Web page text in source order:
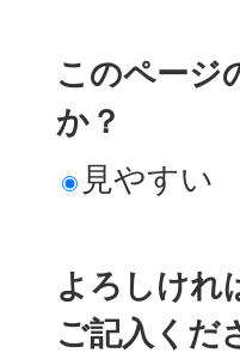
このページ
か？
見やすい
よろしけれ
ご記入くだ